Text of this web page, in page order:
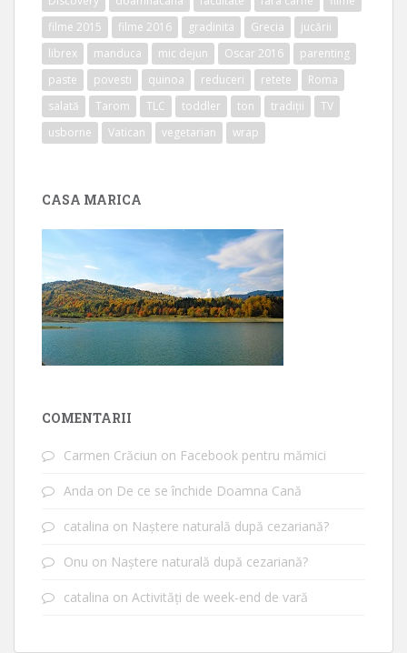
filme 2015
filme 2016 gradinita Grecia
jucării
librex
manduca mic dejun Oscar 2016
parenting
paste
povesti quinoa reduceri retete
Roma
salată
Tarom TLC toddler ton tradiții
TV
usborne
Vatican vegetarian wrap
CASA MARICA
COMENTARII
Carmen Crăciun on Facebook pentru mămici
Anda on De ce se închide Doamna Cană
catalina on Naștere naturală după cezariană?
Onu on Naștere naturală după cezariană?
catalina on Activități de week-end de vară